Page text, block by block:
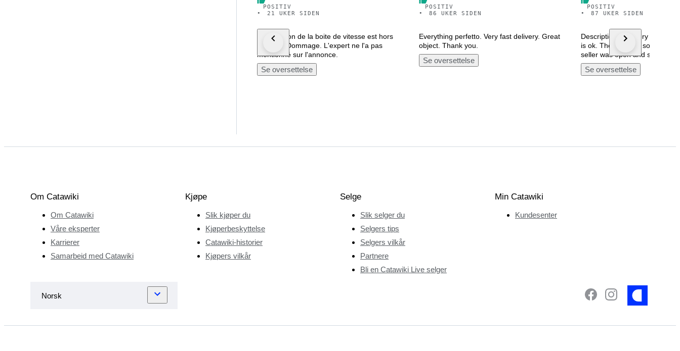
POSITIV
•
21 UKER SIDEN
La sélection de la boite de vitesse est hors
d'usage. Dommage. L'expert ne l'a pas
mentionné sur l'annonce.
Se oversettelse
POSITIV
•
86 UKER SIDEN
Everything perfetto. Very fast delivery. Great
object. Thank you.
Se oversettelse
POSITIV
•
87 UKER SIDEN
Description said Very good
is ok. The rest had some
seller was open and solve
Se oversettelse
Om Catawiki
Om Catawiki
Våre eksperter
Karrierer
Samarbeid med Catawiki
Kjøpe
Slik kjøper du
Kjøperbeskyttelse
Catawiki-historier
Kjøpers vilkår
Selge
Slik selger du
Selgers tips
Selgers vilkår
Partnere
Bli en Catawiki Live selger
Min Catawiki
Kundesenter